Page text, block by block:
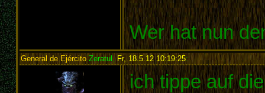
Wer hat nun
General de EjércitoZeratul, Fr, 18.5.12 10:19:25:
ich tippe auf